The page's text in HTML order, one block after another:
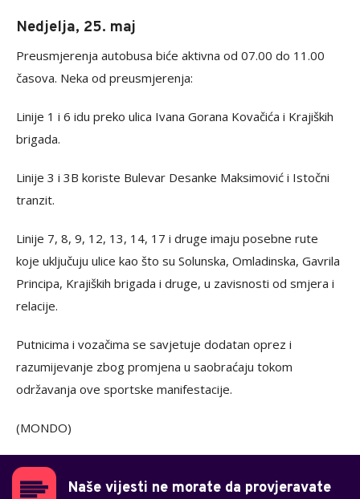
Nedjelja, 25. maj
Preusmjerenja autobusa biće aktivna od 07.00 do 11.00
časova. Neka od preusmjerenja:
Linije 1 i 6 idu preko ulica Ivana Gorana Kovačića i Krajiških
brigada.
Linije 3 i 3B koriste Bulevar Desanke Maksimović i Istočni
tranzit.
Linije 7, 8, 9, 12, 13, 14, 17 i druge imaju posebne rute
koje uključuju ulice kao što su Solunska, Omladinska, Gavrila
Principa, Krajiških brigada i druge, u zavisnosti od smjera i
relacije.
Putnicima i vozačima se savjetuje dodatan oprez i
razumijevanje zbog promjena u saobraćaju tokom
održavanja ove sportske manifestacije.
(MONDO)
Naše vijesti ne morate da provjeravate